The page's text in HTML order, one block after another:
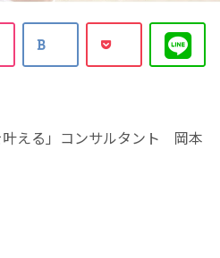
叶える」コンサルタント 岡本